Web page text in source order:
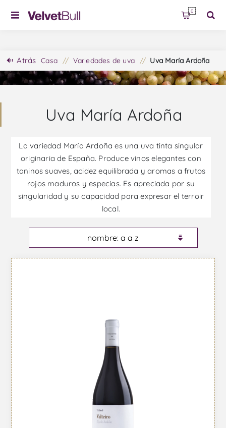
0
Atrás Casa / Variedades de uva / Uva María Ardoña
Uva María Ardoña
La variedad María Ardoña es una uva tinta singular
originaria de España. Produce vinos elegantes con
taninos suaves, acidez equilibrada y aromas a frutos
rojos maduros y especias. Es apreciada por su
singularidad y su capacidad para expresar el terroir
local.